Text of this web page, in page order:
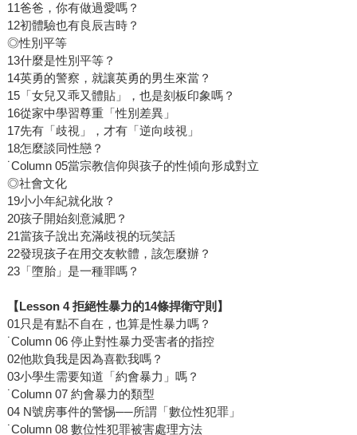
11爸爸，你有做過愛嗎？
12初體驗也有良辰吉時？
◎性別平等
13什麼是性別平等？
14英勇的警察，就讓英勇的男生來當？
15「女兒又乖又體貼」，也是刻板印象嗎？
16從家中學習尊重「性別差異」
17先有「歧視」，才有「逆向歧視」
18怎麼談同性戀？
˙Column 05當宗教信仰與孩子的性傾向形成對立
◎社會文化
19小小年紀就化妝？
20孩子開始刻意減肥？
21當孩子說出充滿歧視的玩笑話
22發現孩子在用交友軟體，該怎麼辦？
23「墮胎」是一種罪嗎？
【Lesson 4 拒絕性暴力的14條捍衛守則】
01只是有點不自在，也算是性暴力嗎？
˙Column 06 停止對性暴力受害者的指控
02他欺負我是因為喜歡我嗎？
03小學生需要知道「約會暴力」嗎？
˙Column 07 約會暴力的類型
04 N號房事件的警惕──所謂「數位性犯罪」
˙Column 08 數位性犯罪被害處理方法